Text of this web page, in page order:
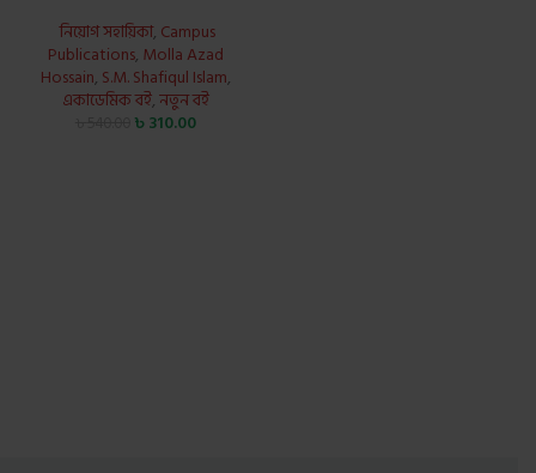
নিয়োগ সহায়িকা, Campus
Publications, Molla Azad
Hossain, S.M. Shafiqul Islam,
একাডেমিক বই,নতুন বই
৳310.00